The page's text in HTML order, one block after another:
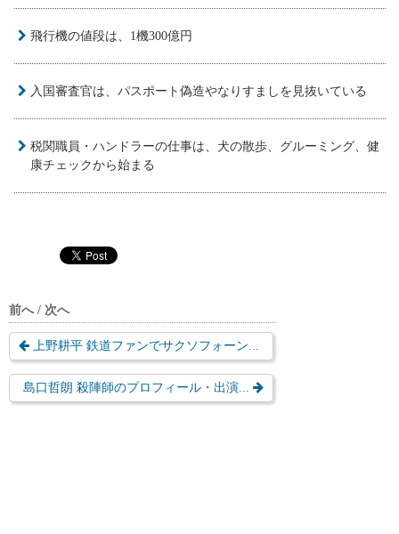
飛行機の値段は、1機300億円
入国審査官は、パスポート偽造やなりすましを見抜いている
税関職員・ハンドラーの仕事は、犬の散歩、グルーミング、健
康チェックから始まる
前へ / 次へ
上野耕平 鉄道ファンでサクソフォーン...
島口哲朗 殺陣師のプロフィール・出演...